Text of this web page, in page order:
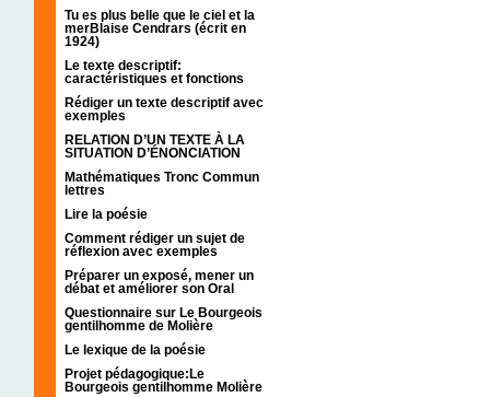
Tu es plus belle que le ciel et la
merBlaise Cendrars (écrit en
1924)
Le texte descriptif:
caractéristiques et fonctions
Rédiger un texte descriptif avec
exemples
RELATION D’UN TEXTE À LA
SITUATION D’ÉNONCIATION
Mathématiques Tronc Commun
lettres
Lire la poésie
Comment rédiger un sujet de
réflexion avec exemples
Préparer un exposé, mener un
débat et améliorer son Oral
Questionnaire sur Le Bourgeois
gentilhomme de Molière
Le lexique de la poésie
Projet pédagogique:Le
Bourgeois gentilhomme Molière